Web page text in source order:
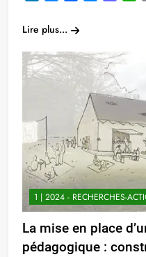
Lire plus...
1 | 2024 - RECHERCHES-
La mise en place
pédagogique :